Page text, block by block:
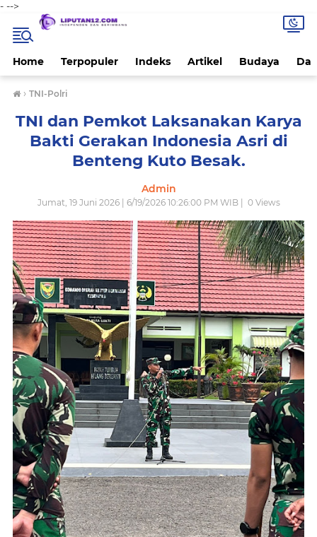
- -->
Home Terpopuler Indeks Artikel Budaya
› TNI-Polri
TNI dan Pemkot Laksanakan Karya
Bakti Gerakan Indonesia Asri di
Benteng Kuto Besak.
Admin
Jumat, 19 Juni 2026 | 6/19/2026 10:26:00 PM WIB | 0Views